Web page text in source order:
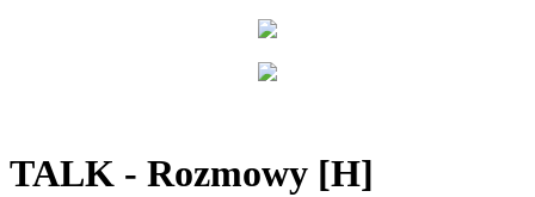
TALK - Rozmowy [H]